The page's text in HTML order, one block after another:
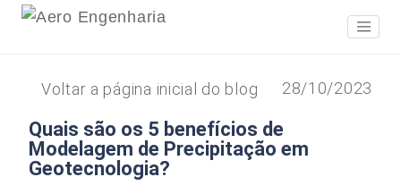
28/10/2023
Voltar a página inicial do blog
Quais são os 5 benefícios de
Modelagem de Precipitação em
Geotecnologia?